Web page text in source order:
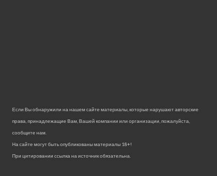
Если Вы обнаружили на нашем сайте материалы, которые нарушают авторские
права, принадлежащие Вам, Вашей компании или организации, пожалуйста,
сообщите нам.
На сайте могут быть опубликованы материалы 18+!
При цитировании ссылка на источник обязательна.